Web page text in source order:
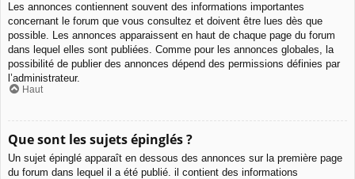
Les annonces contiennent souvent des informations importantes
concernant le forum que vous consultez et doivent être lues dès que
possible. Les annonces apparaissent en haut de chaque page du forum
dans lequel elles sont publiées. Comme pour les annonces globales, la
possibilité de publier des annonces dépend des permissions définies par
l’administrateur.
Haut
Que sont les sujets épinglés ?
Un sujet épinglé apparaît en dessous des annonces sur la première page
du forum dans lequel il a été publié. il contient des informations